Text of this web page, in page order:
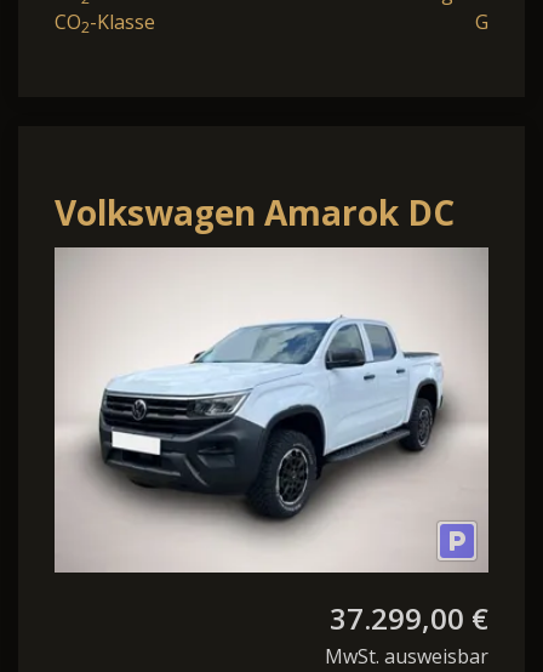
CO2-Klasse G
Volkswagen Amarok DC
2.0 TDI 4M
37.299,00 €
MwSt. ausweisbar